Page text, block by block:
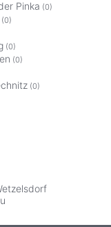
Pinka (0)
(0)
(0)
(0)
(0)